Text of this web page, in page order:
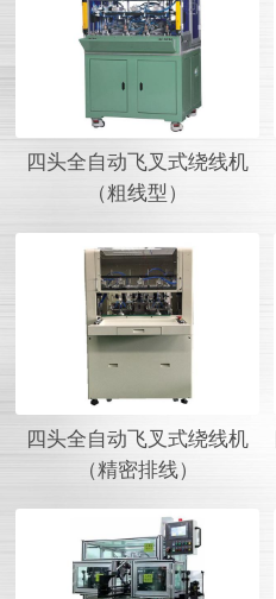
四头全自动飞叉式绕线机
（粗线型）
四头全自动飞叉式绕线机
（精密排线）